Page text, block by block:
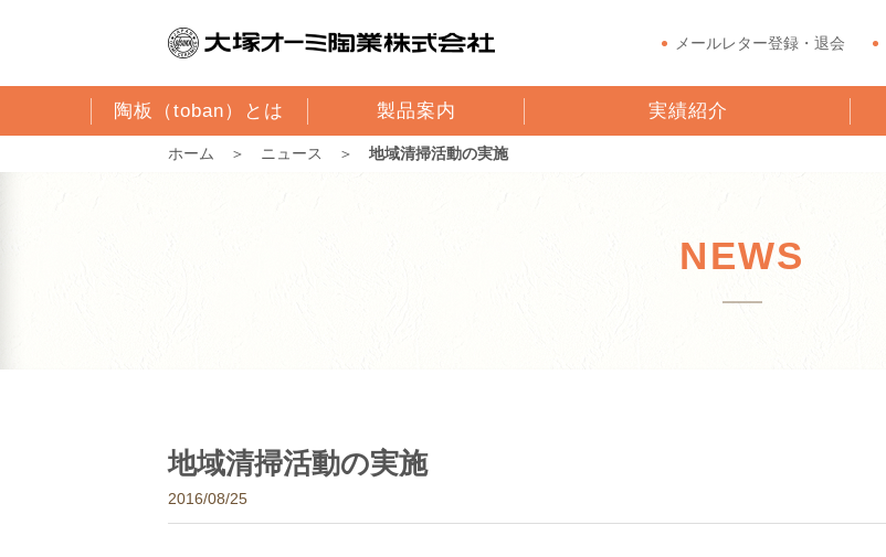
メールレター登録・退会
陶板（toban）とは 製品案内 実績紹介
ホーム ＞ ニュース ＞ 地域清掃活動の実施
NEWS
地域清掃活動の実施
2016/08/25